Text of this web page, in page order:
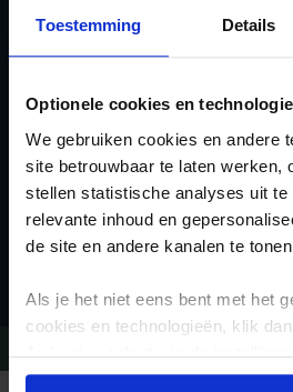
Toestemming Details
Optionele cookies en
We gebruiken cookies en andere
site betrouwbaar te laten werken,
stellen statistische analyses uit te
relevante inhoud en
de site en andere kanalen te
Als je het niet eens bent met het
cookies en technologieën, klik dan
Je kunt je selectie in de
onder aan de pagina op elk
Schrijf je in
Inschrijven